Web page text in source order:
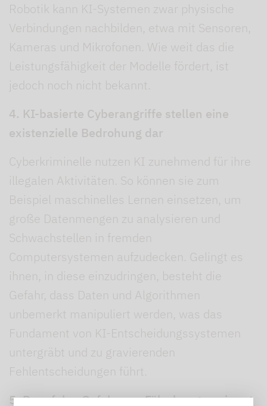
Robotik kann KI-Systemen zwar physische
Verbindungen nachbilden, etwa mit Sensoren,
Kameras und Mikrofonen. Wie weit das die
Leistungsfähigkeit der Modelle fördert, ist
jedoch noch nicht bekannt.
4. KI-basierte Cyberangriffe stellen eine
existenzielle Bedrohung dar
Cyberkriminelle nutzen KI zunehmend für ihre
illegalen Aktivitäten. So können sie zum
Beispiel maschinelles Lernen einsetzen, um
große Datenmengen zu analysieren und
Schwachstellen in fremden
Computersystemen aufzudecken. Gelingt es
ihnen, in diese einzudringen, besteht die
Gefahr, dass Daten und Algorithmen
unbemerkt manipuliert werden, was das
Fundament von KI-Entscheidungssystemen
untergräbt und zu gravierenden
Fehlentscheidungen führt.
5. Deepfake: Gefahr von Fälschungen nimmt